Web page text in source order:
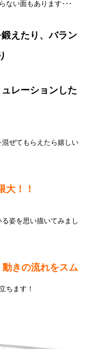
ない面もあります･･･
えたり、バラン
レーションした
ぜてもらえたら嬉しい
大！！
姿を思い描いてみまし
動きの流れをスム
ちます！